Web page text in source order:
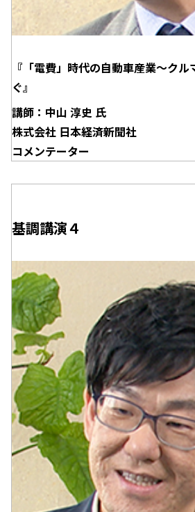
『「電費」時代の自動車産業～ク
ぐ』
講師：中山 淳史 氏
株式会社 日本経済新聞社
コメンテーター
基調講演４